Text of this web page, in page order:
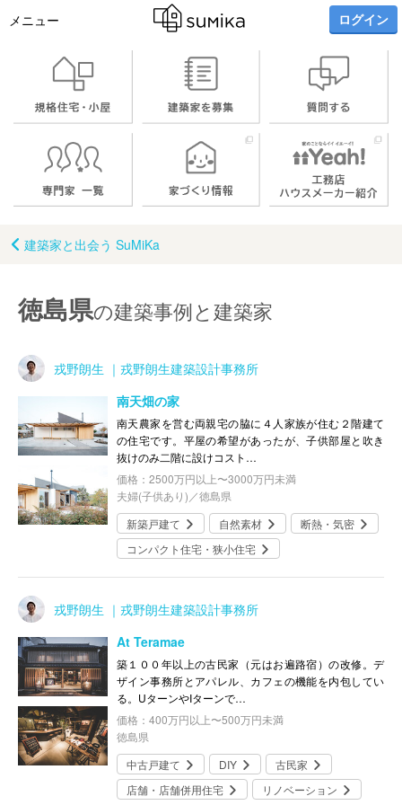
メニュー ログイン
建築家と出会う SuMiKa
徳島県の建築事例と建築家
戎野朗生 ｜戎野朗生建築設計事務所
南天畑の家
南天農家を営む両親宅の脇に４人家族が住む２階建て
の住宅です。平屋の希望があったが、子供部屋と吹き
抜けのみ二階に設けコスト…
価格：2500万円以上〜3000万円未満
夫婦(子供あり)／徳島県
新築戸建て
自然素材
断熱・気密
コンパクト住宅・狭小住宅
戎野朗生 ｜戎野朗生建築設計事務所
At Teramae
築１００年以上の古民家（元はお遍路宿）の改修。デ
ザイン事務所とアパレル、カフェの機能を内包してい
る。UターンやIターンで…
価格：400万円以上〜500万円未満
徳島県
中古戸建て
DIY
古民家
店舗・店舗併用住宅
リノベーション